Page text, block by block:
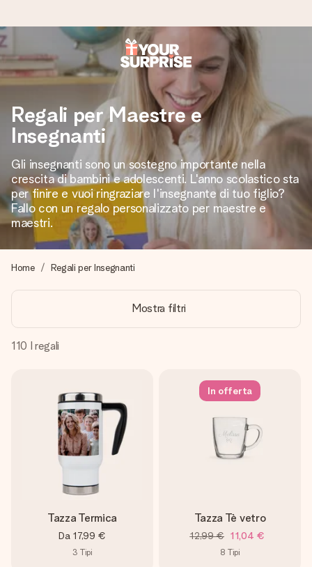
Ordina oggi, spedito in 1 giorno lavorativo
Prepariamo il tuo regalo con attenzione e lo spediamo in un
lampo – così potrai consegnarlo al momento giusto, quando
conta davvero.
4,7 (basato su +15.000 recensioni)
I nostri regali ispirano. I clienti ci valutano 4,7 su Google
Reviews.
Realizza qualcosa di unico in pochi passi – con il suo nome,
una tua foto o un messaggio che tocchi il cuore. Nessuna
complicazione, solo tanto amore per il momento perfetto.
Regali per Maestre e
Insegnanti
Gli insegnanti sono un sostegno importante nella
crescita di bambini e adolescenti. L'anno scolastico sta
per finire e vuoi ringraziare l'insegnante di tuo figlio?
Fallo con un regalo personalizzato per maestre e
maestri.
Home Regali per Insegnanti
Mostra filtri
110 I regali
Tazza Termica
Da 17,99 €
3 Tipi
In offerta
Tazza Tè vetro
12,99 € 11,04 €
8 Tipi